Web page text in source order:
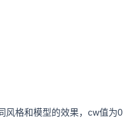
风格和模型的效果，cw值为0